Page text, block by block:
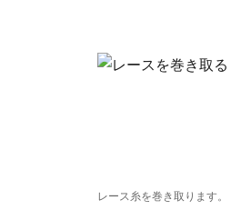
レース糸を巻き取ります。